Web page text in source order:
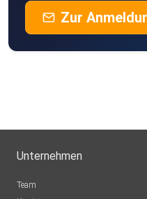
Zur
Unternehmen
Team